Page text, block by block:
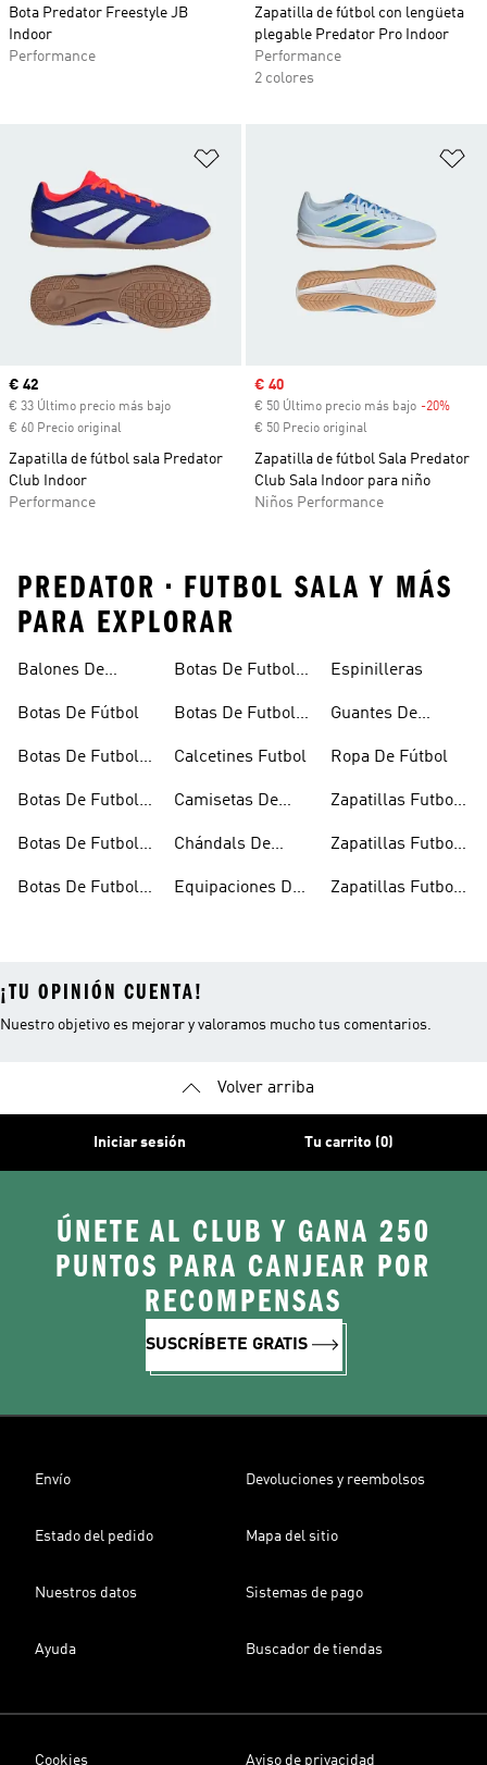
Bota Predator Freestyle JB
Indoor
Performance
Zapatilla de fútbol con lengüeta
plegable Predator Pro Indoor
Performance
2 colores
Precio actual
€ 42
€ 33 Último precio más bajo
€ 60 Precio original
Zapatilla de fútbol sala Predator
Club Indoor
Performance
Precio de venta
€ 40
€ 50 Último precio más bajo -20%
€ 50 Precio original
Zapatilla de fútbol Sala Predator
Club Sala Indoor para niño
Niños Performance
PREDATOR • FUTBOL SALA Y MÁS
PARA EXPLORAR
Balones De
Botas De Fútbol
Botas De Futbol
Botas De Futbol
Botas De Futbol
Botas De Futbol
Botas De Futbol
Botas De Futbol
Calcetines Futbol
Camisetas De
Chándals De
Equipaciones De
Espinilleras
Guantes De
Ropa De Fútbol
Zapatillas Futbol
Zapatillas Futbol
Zapatillas Futbol
¡TU OPINIÓN CUENTA!
Nuestro objetivo es mejorar y valoramos mucho tus comentarios.
Volver arriba
Iniciar sesión Tu carrito (0)
ÚNETE AL CLUB Y GANA 250
PUNTOS PARA CANJEAR POR
RECOMPENSAS
SUSCRÍBETE GRATIS
Envío Devoluciones y reembolsos
Estado del pedido Mapa del sitio
Nuestros datos Sistemas de pago
Ayuda Buscador de tiendas
Cookies Aviso de privacidad